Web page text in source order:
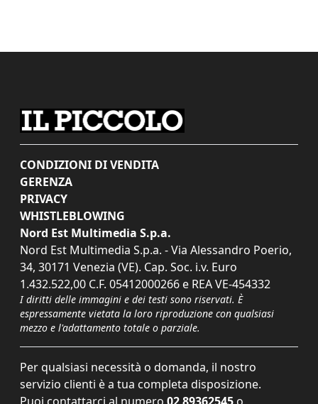
CONDIZIONI DI VENDITA
GERENZA
PRIVACY
WHISTLEBLOWING
Nord Est Multimedia S.p.a.
Nord Est Multimedia S.p.a. - Via Alessandro Poerio,
34, 30171 Venezia (VE). Cap. Soc. i.v. Euro
1.432.522,00 C.F. 05412000266 e REA VE-454332
I diritti delle immagini e dei testi sono riservati. È
espressamente vietata la loro riproduzione con qualsiasi
mezzo e l'adattamento totale o parziale.
Per qualsiasi necessità o domanda, il nostro
servizio clienti è a tua completa disposizione.